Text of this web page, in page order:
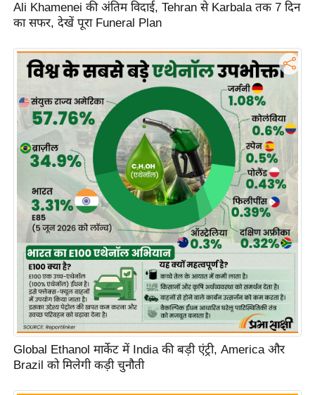
Ali Khamenei की अंतिम विदाई, Tehran से Karbala तक 7 दिन
का सफर, देखें पूरा Funeral Plan
Global Ethanol मार्केट में India की बड़ी एंट्री, America और
Brazil को मिलेगी कड़ी चुनौती